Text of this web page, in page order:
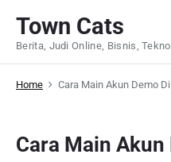
p
Town Cats
Berita, Judi Online, Bisnis,
Home Cara Main Akun Demo
Cara Main Akun